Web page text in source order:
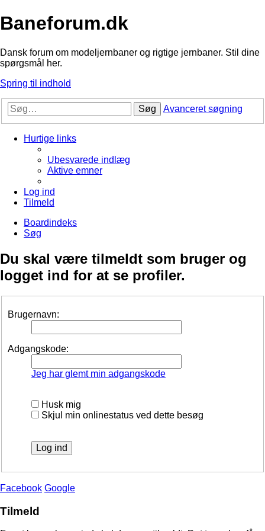
Baneforum.dk
Dansk forum om modeljernbaner og rigtige jernbaner. Stil dine
spørgsmål her.
Spring til indhold
Søg Avanceret søgning
Hurtige links
Ubesvarede indlæg
Aktive emner
Log ind
Tilmeld
Boardindeks
Søg
Du skal være tilmeldt som bruger og
logget ind for at se profiler.
Brugernavn:
Adgangskode:
Jeg har glemt min adgangskode
Husk mig
Skjul min onlinestatus ved dette besøg
Facebook Google
Tilmeld